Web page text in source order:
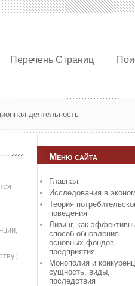
Перечень Страниц
деятельность
Меню сайта
Главная
Исследования в
Теория
поведения
Лизинг, как
способ обновления
основных фондов
предприятия
Монополия и
сущность, виды,
последствия